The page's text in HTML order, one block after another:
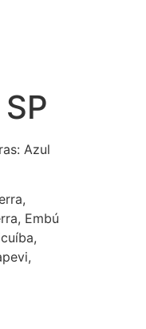
Azul
Embú